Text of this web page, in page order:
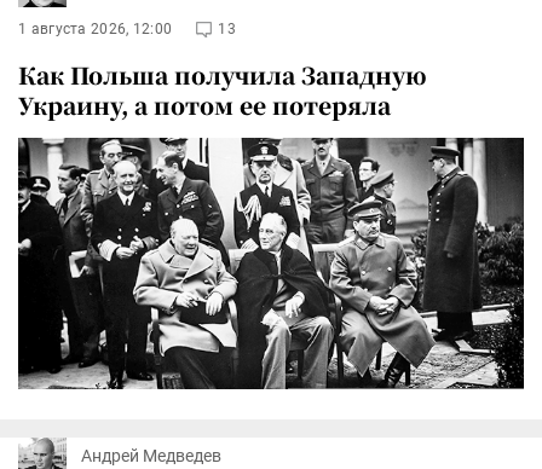
1 августа 2026, 12:00 13
Как Польша получила Западную
Украину, а потом ее потеряла
Андрей Медведев